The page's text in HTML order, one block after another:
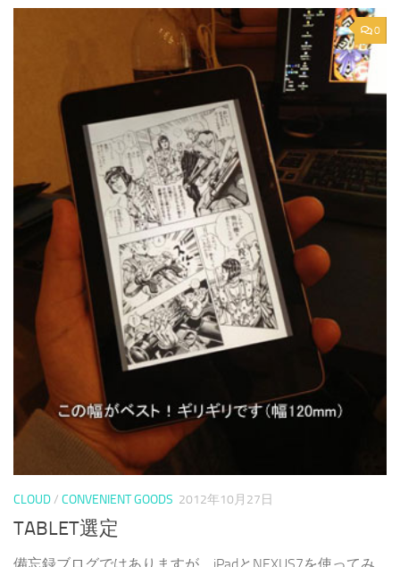
0
CLOUD/ CONVENIENT GOODS 2012年10月27日
TABLET選定